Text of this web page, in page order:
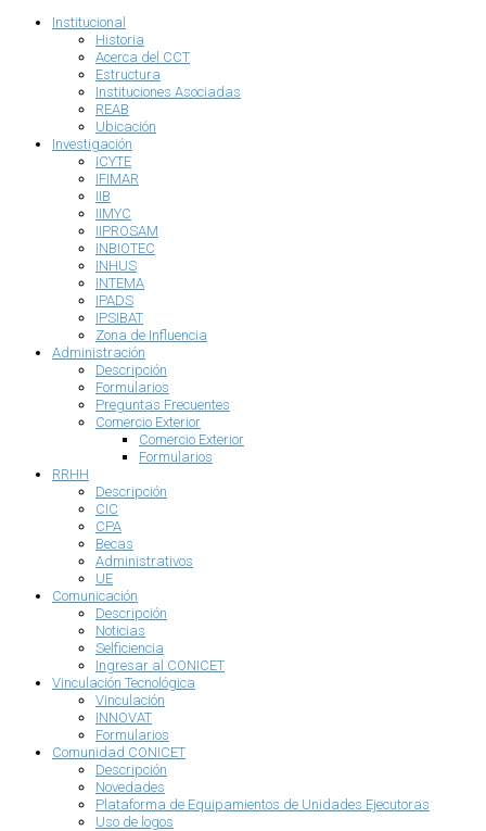
Institucional
Historia
Acerca del CCT
Estructura
Instituciones Asociadas
REAB
Ubicación
Investigación
ICYTE
IFIMAR
IIB
IIMYC
IIPROSAM
INBIOTEC
INHUS
INTEMA
IPADS
IPSIBAT
Zona de Influencia
Administración
Descripción
Formularios
Preguntas Frecuentes
Comercio Exterior
Comercio Exterior
Formularios
RRHH
Descripción
CIC
CPA
Becas
Administrativos
UE
Comunicación
Descripción
Noticias
Selficiencia
Ingresar al CONICET
Vinculación Tecnológica
Vinculación
INNOVAT
Formularios
Comunidad CONICET
Descripción
Novedades
Plataforma de Equipamientos de Unidades Ejecutoras
Uso de logos